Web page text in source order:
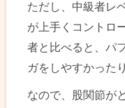
ただし、中級者レ
が上手くコントロ
者と比べると、パ
ガをしやすかった
なので、股関節が